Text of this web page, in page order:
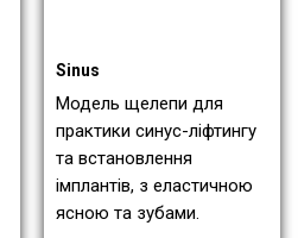
Sinus
Модель щелепи для
практики синус-ліфтингу
та встановлення
імплантів, з еластичною
ясною та зубами.